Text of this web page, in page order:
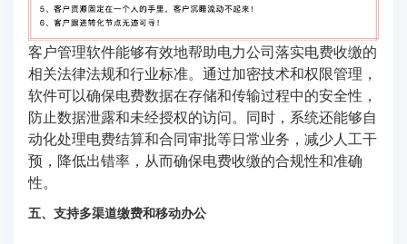
客户管理软件能够有效地帮助电力公司落实电费收缴的
相关法律法规和行业标准。通过加密技术和权限管理，
软件可以确保电费数据在存储和传输过程中的安全性，
防止数据泄露和未经授权的访问。同时，系统还能够自
动化处理电费结算和合同审批等日常业务，减少人工干
预，降低出错率，从而确保电费收缴的合规性和准确
性。
五、支持多渠道缴费和移动办公